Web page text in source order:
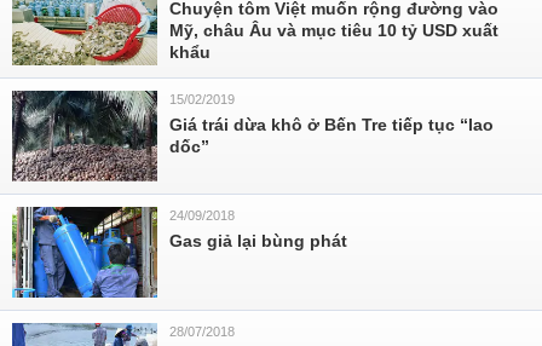
Chuyện tôm Việt muốn rộng đường vào
Mỹ, châu Âu và mục tiêu 10 tỷ USD xuất
khẩu
15/02/2019
Giá trái dừa khô ở Bến Tre tiếp tục “lao
dốc”
24/09/2018
Gas giả lại bùng phát
28/07/2018